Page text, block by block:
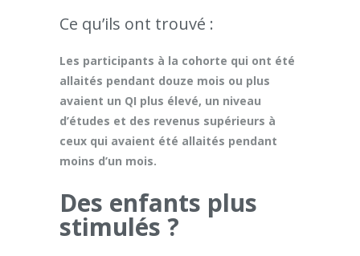
Ce qu’ils ont trouvé :
Les participants à la cohorte qui ont été
allaités pendant douze mois ou plus
avaient un QI plus élevé, un niveau
d’études et des revenus supérieurs à
ceux qui avaient été allaités pendant
moins d’un mois.
Des enfants plus
stimulés ?